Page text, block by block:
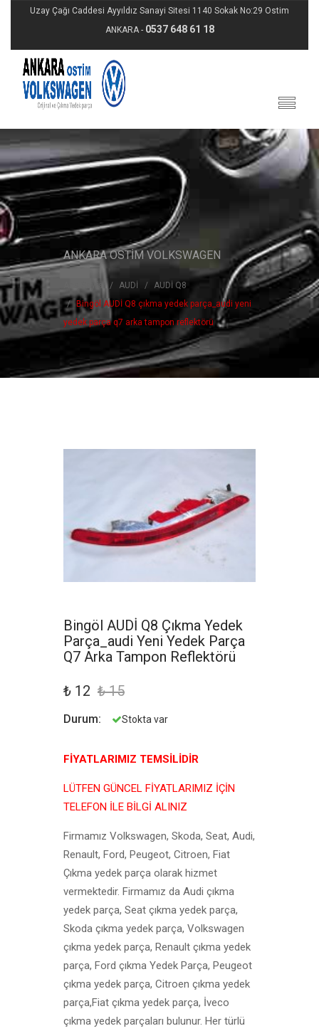
Uzay Çağı Caddesi Ayyıldız Sanayi Sitesi 1140 Sokak No:29 Ostim
ANKARA - 0537 648 61 18
ANKARA OSTİM VOLKSWAGEN
AUDİ
AUDİ Q8
Bingöl AUDİ Q8 çıkma yedek parça_audi yeni
yedek parça q7 arka tampon reflektörü
Bingöl AUDİ Q8 Çıkma Yedek
Parça_audi Yeni Yedek Parça
Q7 Arka Tampon Reflektörü
₺ 12 ₺ 15
Durum: Stokta var
FİYATLARIMIZ TEMSİLİDİR
LÜTFEN GÜNCEL FİYATLARIMIZ İÇİN
TELEFON İLE BİLGİ ALINIZ
Firmamız Volkswagen, Skoda, Seat, Audi,
Renault, Ford, Peugeot, Citroen, Fiat
Çıkma yedek parça olarak hizmet
vermektedir. Firmamız da Audi çıkma
yedek parça, Seat çıkma yedek parça,
Skoda çıkma yedek parça, Volkswagen
çıkma yedek parça, Renault çıkma yedek
parça, Ford çıkma Yedek Parça, Peugeot
çıkma yedek parça, Citroen çıkma yedek
parça,Fiat çıkma yedek parça, İveco
çıkma yedek parçaları bulunur. Her türlü